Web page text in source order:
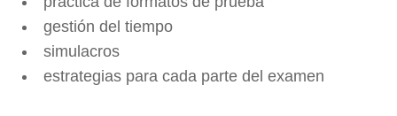
gestión del tiempo
simulacros
estrategias para cada parte del examen